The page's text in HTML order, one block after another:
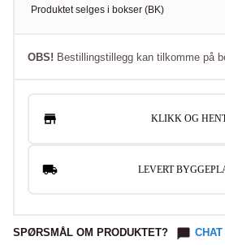
Produktet selges i bokser (BK)
OBS! Bestillingstillegg kan tilkomme på
KLIKK OG
LEVERT
SPØRSMÅL OM PRODUKTET?